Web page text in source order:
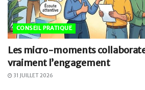
CONSEIL PRATIQUE
Les micro-moments
vraiment l’engagement
31 JUILLET 2026